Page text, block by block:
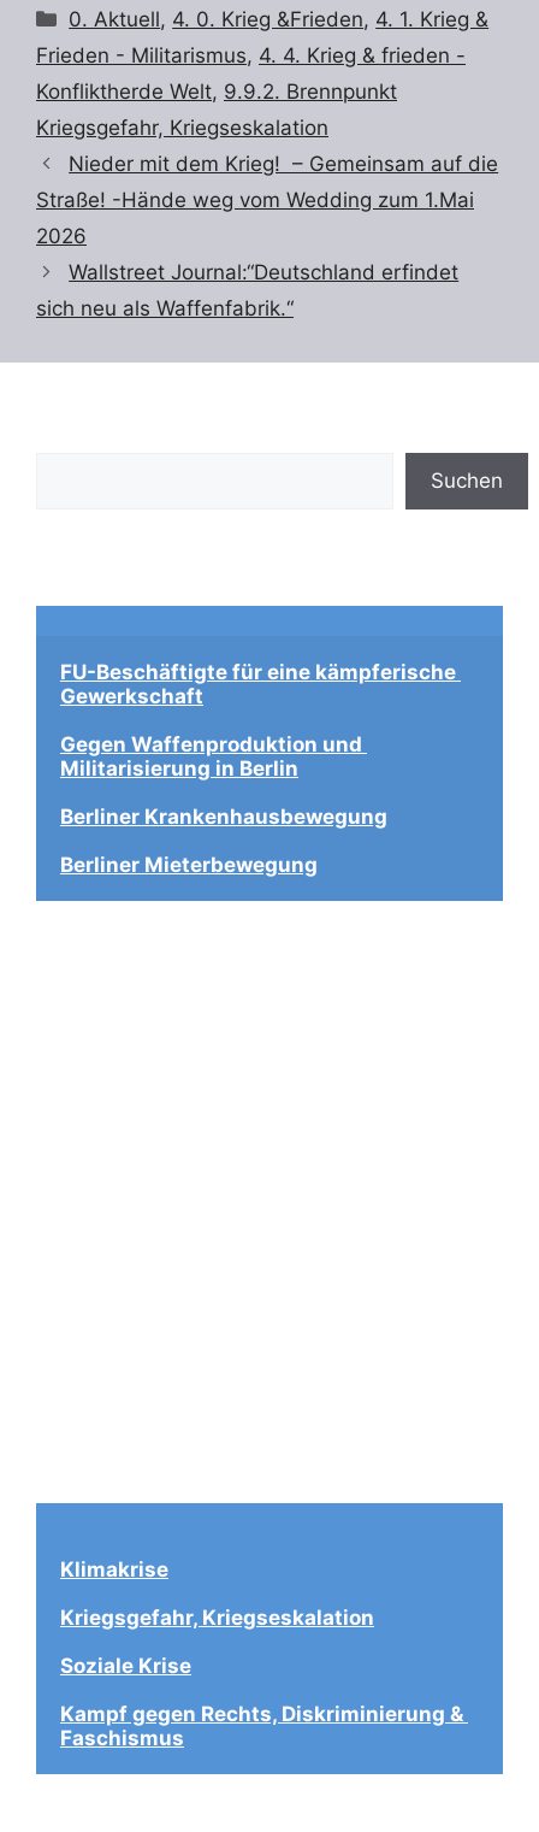
Kategorien
0. Aktuell, 4. 0. Krieg &Frieden, 4. 1. Krieg &
Frieden - Militarismus, 4. 4. Krieg & frieden -
Konfliktherde Welt, 9.9.2. Brennpunkt
Kriegsgefahr, Kriegseskalation
Nieder mit dem Krieg! – Gemeinsam auf die
Straße! -Hände weg vom Wedding zum 1.Mai
2026
Wallstreet Journal:“Deutschland erfindet
sich neu als Waffenfabrik.“
Suchen
FU-Beschäftigte für eine kämpferische
Gewerkschaft
Gegen Waffenproduktion und
Militarisierung in Berlin
Berliner Krankenhausbewegung
Berliner Mieterbewegung
Klimakrise
Kriegsgefahr, Kriegseskalation
Soziale Krise
Kampf gegen Rechts, Diskriminierung &
Faschismus